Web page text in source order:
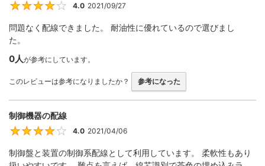
4
4.0 2021/09/27
問題なく配線できました。 耐油性に優れているので選びまし
た。
0人が参考にしています。
このレビューは参考になりましたか？ 参考になった
制御機器の配線
4
4.0 2021/04/06
制御盤と装置の制御系配線として利用しています。 柔軟性もあり